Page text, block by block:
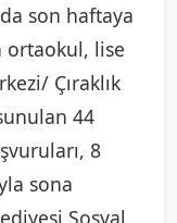
son haftaya
lise
Çıraklık
44
8
sona
Sosyal